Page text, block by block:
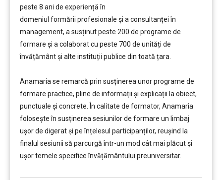
peste 8 ani de experiență în
domeniul formării profesionale și a consultanței în
management, a susținut peste 200 de programe de
formare și a colaborat cu peste 700 de unități de
învățământ şi alte instituții publice din toată țara.
Anamaria se remarcă prin susținerea unor programe de
formare practice, pline de informații și explicații la obiect,
punctuale și concrete. În calitate de formator, Anamaria
folosește în susținerea sesiunilor de formare un limbaj
ușor de digerat și pe înțelesul participanților, reușind la
finalul sesiunii să parcurgă într-un mod cât mai plăcut și
ușor temele specifice învățământului preuniversitar.